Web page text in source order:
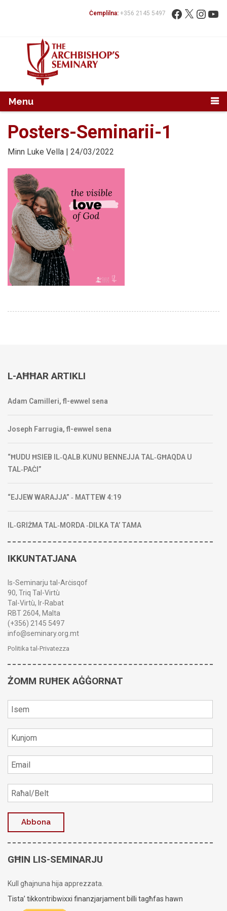
Fittex: Facebook
X
Ċemplilna: +356 2145 5497
Menu
Posters-Seminarii-1
Minn Luke Vella | 24/03/2022
L-AĦĦAR ARTIKLI
Adam Camilleri, fl-ewwel sena
Joseph Farrugia, fl-ewwel sena
“ĦUDU ĦSIEB IL‑QALB.KUNU BENNEJJA TAL‑GĦAQDA U
TAL‑PAĊI”
“EJJEW WARAJJA” ‑ MATTEW 4:19
IL‑GRIŻMA TAL‑MORDA ‑DILKA TA’ TAMA
IKKUNTATJANA
Is-Seminarju tal-Arċisqof
90, Triq Tal-Virtù
Tal-Virtù, Ir-Rabat
RBT 2604, Malta
(+356) 2145 5497
info@seminary.org.mt
Politika tal-Privatezza
ŻOMM RUĦEK AĠĠORNAT
GĦIN LIS-SEMINARJU
Kull għajnuna hija apprezzata.
Tista’ tikkontribwixxi finanzjarjament billi tagħfas hawn